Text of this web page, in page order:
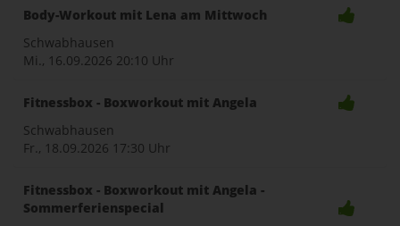
Body-Workout mit Lena am Mittwoch
Schwabhausen
Mi., 16.09.2026 20:10 Uhr
Fitnessbox - Boxworkout mit Angela
Schwabhausen
Fr., 18.09.2026 17:30 Uhr
Fitnessbox - Boxworkout mit Angela -
Sommerferienspecial